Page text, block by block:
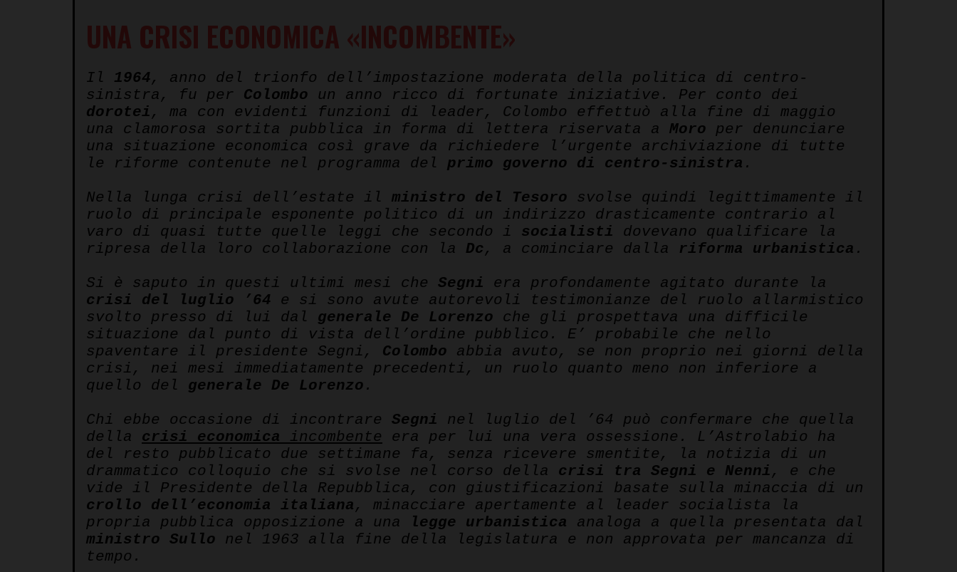
UNA CRISI ECONOMICA «INCOMBENTE»
Il 1964, anno del trionfo dell’impostazione moderata della politica di centro-
sinistra, fu per Colombo un anno ricco di fortunate iniziative. Per conto dei
dorotei , ma con evidenti funzioni di leader, Colombo effettuò alla fine di maggio
una clamorosa sortita pubblica in forma di lettera riservata a Moro per denunciare
una situazione economica così grave da richiedere l’urgente archiviazione di tutte
le riforme contenute nel programma del
primo governo di centro-sinistra .
Nella lunga crisi dell’estate il ministro del Tesoro svolse quindi legittimamente il
ruolo di principale esponente politico di un indirizzo drasticamente contrario al
varo di quasi tutte quelle leggi che secondo i socialisti dovevano qualificare la
ripresa della loro collaborazione con la Dc , a cominciare dalla riforma urbanistica .
Si è saputo in questi ultimi mesi che Segni era profondamente agitato durante la
crisi del luglio ’64 e si sono avute autorevoli testimonianze del ruolo allarmistico
svolto presso di lui dal generale De Lorenzo che gli prospettava una difficile
situazione dal punto di vista dell’ordine pubblico. E’ probabile che nello
spaventare il presidente Segni, Colombo abbia avuto, se non proprio nei giorni della
crisi, nei mesi immediatamente precedenti, un ruolo quanto meno non inferiore a
quello del generale De Lorenzo .
Chi ebbe occasione di incontrare Segni nel luglio del ’64 può confermare che quella
della crisi economica incombente era per lui una vera ossessione. L’Astrolabio ha
del resto pubblicato due settimane fa, senza ricevere smentite, la notizia di un
drammatico colloquio che si svolse nel corso della crisi tra Segni e Nenni , e che
vide il Presidente della Repubblica, con giustificazioni basate sulla minaccia di un
crollo dell’economia italiana , minacciare apertamente al leader socialista la
propria pubblica opposizione a una
legge urbanistica analoga a quella presentata dal
ministro Sullo nel 1963 alla fine della legislatura e non approvata per mancanza di
tempo.